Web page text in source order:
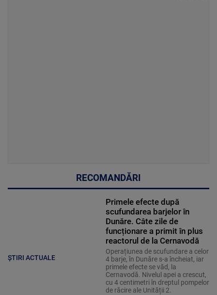
RECOMANDĂRI
ȘTIRI ACTUALE
Primele efecte după
scufundarea barjelor în
Dunăre. Câte zile de
funcționare a primit în plus
reactorul de la Cernavodă
Operațiunea de scufundare a celor
4 barje, în Dunăre s-a încheiat, iar
primele efecte se văd, la
Cernavodă. Nivelul apei a crescut,
cu 4 centimetri în dreptul pompelor
de răcire ale Unității 2.